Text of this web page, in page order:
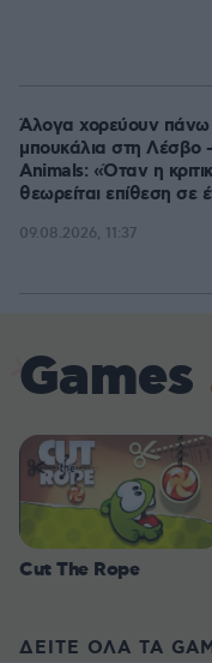
Άλογα χορεύουν
μπουκάλια στη Λέσβο
Animals: «Όταν η
θεωρείται επίθεση σε
09.08.2026, 11:37
Games
Cut The Rope
ΔΕΙΤΕ ΟΛΑ ΤΑ